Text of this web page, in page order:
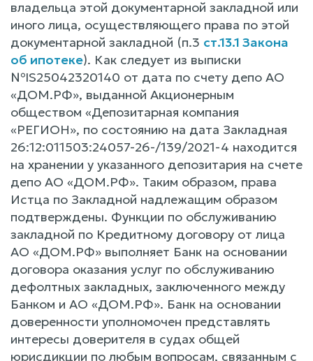
владельца этой документарной закладной или
иного лица, осуществляющего права по этой
документарной закладной (п.3 ст.13.1 Закона
об ипотеке). Как следует из выписки
№IS25042320140 от дата по счету депо АО
«ДОМ.РФ», выданной Акционерным
обществом «Депозитарная компания
«РЕГИОН», по состоянию на дата Закладная
26:12:011503:24057-26-/139/2021-4 находится
на хранении у указанного депозитария на счете
депо АО «ДОМ.РФ». Таким образом, права
Истца по Закладной надлежащим образом
подтверждены. Функции по обслуживанию
закладной по Кредитному договору от лица
АО «ДОМ.РФ» выполняет Банк на основании
договора оказания услуг по обслуживанию
дефолтных закладных, заключенного между
Банком и АО «ДОМ.РФ». Банк на основании
доверенности уполномочен представлять
интересы доверителя в судах общей
юрисдикции по любым вопросам, связанным с